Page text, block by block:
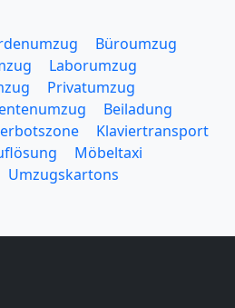
Büroumzug
Laborumzug
Privatumzug
Beiladung
Klaviertransport
Möbeltaxi
Umzugskartons